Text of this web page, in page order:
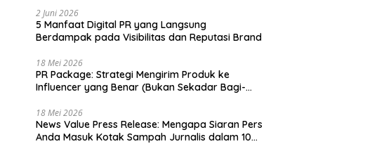
2 Juni 2026
5 Manfaat Digital PR yang Langsung
Berdampak pada Visibilitas dan Reputasi Brand
18 Mei 2026
PR Package: Strategi Mengirim Produk ke
Influencer yang Benar (Bukan Sekadar Bagi-
18 Mei 2026
News Value Press Release: Mengapa Siaran Pers
Anda Masuk Kotak Sampah Jurnalis dalam 10